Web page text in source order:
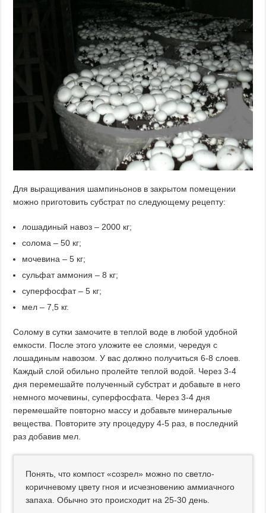
Для выращивания шампиньонов в закрытом помещении
можно приготовить субстрат по следующему рецепту:
лошадиный навоз – 2000 кг;
солома – 50 кг;
мочевина – 5 кг;
сульфат аммония – 8 кг;
суперфосфат – 5 кг;
мел – 7,5 кг.
Солому в сутки замочите в теплой воде в любой удобной
емкости. После этого уложите ее слоями, чередуя с
лошадиным навозом. У вас должно получиться 6-8 слоев.
Каждый слой обильно пролейте теплой водой. Через 3-4
дня перемешайте полученный субстрат и добавьте в него
немного мочевины, суперфосфата. Через 3-4 дня
перемешайте повторно массу и добавьте минеральные
вещества. Повторите эту процедуру 4-5 раз, в последний
раз добавив мел.
Понять, что компост «созрел» можно по светло-
коричневому цвету гноя и исчезновению аммиачного
запаха. Обычно это происходит на 25-30 день.